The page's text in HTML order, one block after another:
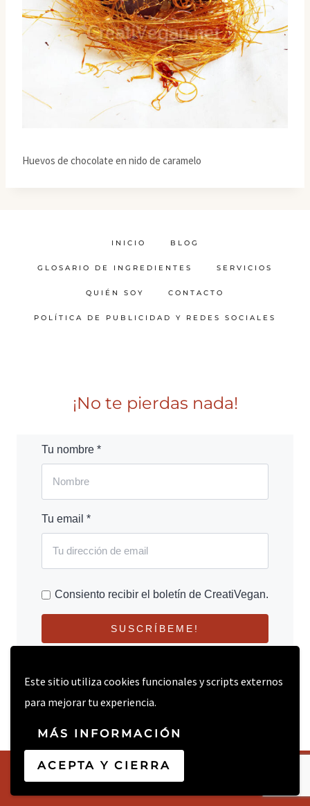
Este sitio utiliza cookies funcionales y scripts externos
para mejorar tu experiencia.
MÁS INFORMACIÓN
ACEPTA Y CIERRA
Huevos de chocolate en nido de caramelo
INICIO BLOG
GLOSARIO DE INGREDIENTES SERVICIOS
QUIÉN SOY CONTACTO
POLÍTICA DE PUBLICIDAD Y REDES SOCIALES
¡No te pierdas nada!
Tu nombre *
Tu email *
Consiento recibir el boletín de CreatiVegan.
SUSCRÍBEME!
© 2026 CREATIVEGAN.NET